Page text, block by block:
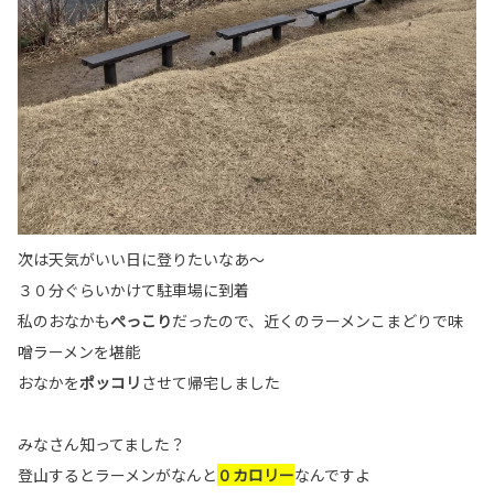
次は天気がいい日に登りたいなあ～
３０分ぐらいかけて駐車場に到着
私のおなかもぺっこりだったので、近くのラーメンこまどりで味
噌ラーメンを堪能
おなかをポッコリ させて帰宅しました
みなさん知ってました？
登山するとラーメンがなんと ０カロリーなんですよ